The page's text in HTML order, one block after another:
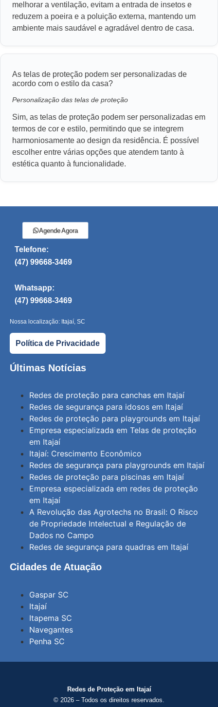
melhorar a ventilação, evitam a entrada de insetos e
reduzem a poeira e a poluição externa, mantendo um
ambiente mais saudável e agradável dentro de casa.
As telas de proteção podem ser personalizadas de
acordo com o estilo da casa?
Personalização das telas de proteção
Sim, as telas de proteção podem ser personalizadas em
termos de cor e estilo, permitindo que se integrem
harmoniosamente ao design da residência. É possível
escolher entre várias opções que atendem tanto à
estética quanto à funcionalidade.
Agende Agora
Telefone:
(47) 99668-3469
Whatsapp:
(47) 99668-3469
Nossa localização: Itajaí, SC
Política de Privacidade
Últimas Notícias
Redes de proteção para canchas em Itajaí
Redes de segurança para idosos em Itajaí
Redes de proteção para playgrounds em Itajaí
Empresa especializada em Telas de proteção
em Itajaí
Itajaí: Crescimento Econômico
Redes de segurança para playgrounds em Itajaí
Redes de proteção para piscinas em Itajaí
Empresa especializada em redes de proteção
em Itajaí
A Revolução das Agrotechs no Brasil: O Risco
de Propriedade Intelectual e Regulação de
Dados no Campo
Redes de segurança para quadras em Itajaí
Cidades de Atuação
Gaspar SC
Itajaí
Itapema SC
Navegantes
Penha SC
Redes de Proteção em Itajaí
© 2026 – Todos os direitos reservados.